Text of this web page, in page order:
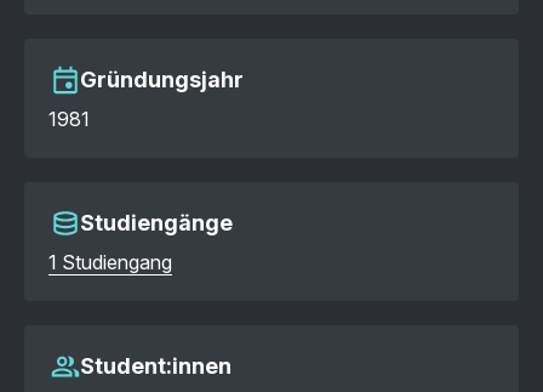
Gründungsjahr
1981
Studiengänge
1 Studiengang
Student:innen